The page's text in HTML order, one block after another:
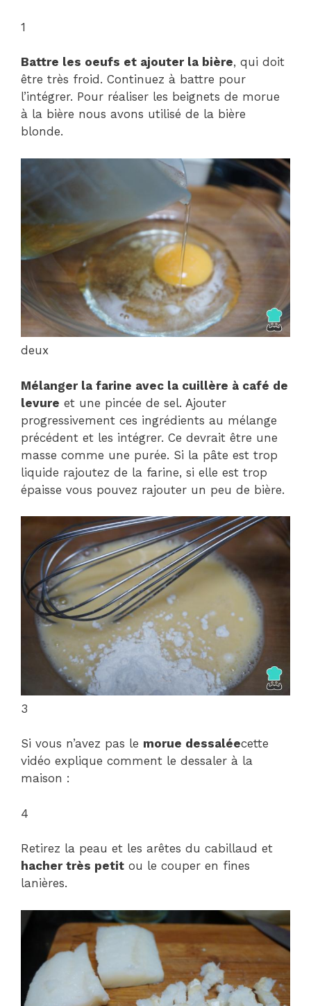
1
Battre les oeufs et ajouter la bière, qui doit
être très froid. Continuez à battre pour
l’intégrer. Pour réaliser les beignets de morue
à la bière nous avons utilisé de la bière
blonde.
deux
Mélanger la farine avec la cuillère à café de
levure et une pincée de sel. Ajouter
progressivement ces ingrédients au mélange
précédent et les intégrer. Ce devrait être une
masse comme une purée. Si la pâte est trop
liquide rajoutez de la farine, si elle est trop
épaisse vous pouvez rajouter un peu de bière.
3
Si vous n’avez pas le morue dessaléecette
vidéo explique comment le dessaler à la
maison :
4
Retirez la peau et les arêtes du cabillaud et
hacher très petit ou le couper en fines
lanières.